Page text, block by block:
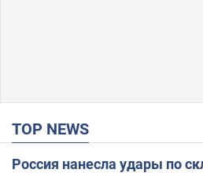
TOP NEWS
Россия нанесла удары по